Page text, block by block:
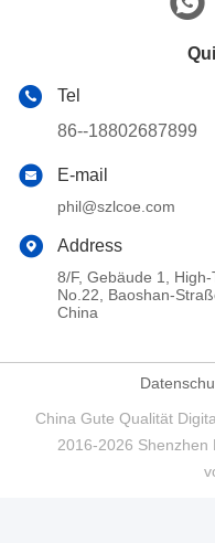
Tel
86--18802687899
E-mail
phil@szlcoe.com
Address
8/F, Gebäude 1,
No.22, Baoshan-
China
China Gute Qualität
2016-2026 Shenzhen